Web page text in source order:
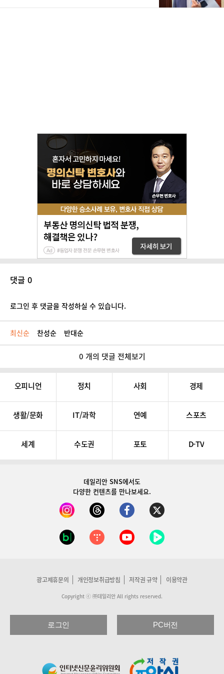
댓글 0
로그인 후 댓글을 작성하실 수 있습니다.
최신순 찬성순 반대순
0 개의 댓글 전체보기
오피니언 정치 사회 경제
생활/문화 IT/과학 연예 스포츠
세계 수도권 포토 D-TV
데일리안 SNS에서도
다양한 컨텐츠를 만나보세요.
광고제휴문의 개인정보취급방침 저작권 규약 이용약관
Copyright ⓒ ㈜데일리안 All rights reserved.
로그인 PC버전